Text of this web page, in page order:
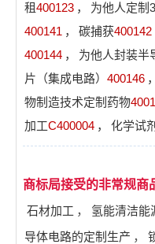
租400123 ， 为他人定制
400141 ， 碳捕获400142
400144 ， 为他人封装半
片（集成电路） 400146 ，
物制造技术定制药物
加工C400004 ， 化学试
商标局接受的非常规商
石材加工 ， 氢能清洁能
导体电路的定制生产 ，